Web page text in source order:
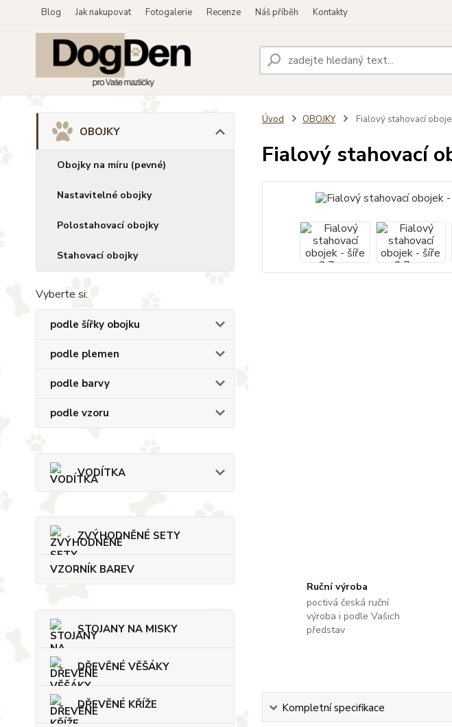
Blog Jak nakupovat Fotogalerie Recenze Náš příběh Kontakty
OBOJKY
Obojky na míru (pevné)
Nastavitelné obojky
Polostahovací obojky
Stahovací obojky
Vyberte si:
podle šířky obojku
podle plemen
podle barvy
podle vzoru
VODÍTKA
ZVÝHODNĚNÉ SETY
VZORNÍK BAREV
STOJANY NA MISKY
DŘEVĚNÉ VĚŠÁKY
DŘEVĚNÉ KŘÍŽE
Úvod OBOJKY Fialový stahovací
Fialový stahovací
Ruční výroba
poctivá česká ruční
výroba i podle Vašich
představ
Kompletní specifikace